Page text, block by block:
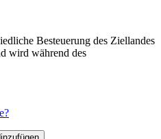
Besteuerung des Ziellandes
wird während des